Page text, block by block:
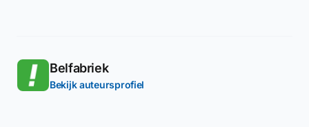
Belfabriek
Bekijk auteursprofiel